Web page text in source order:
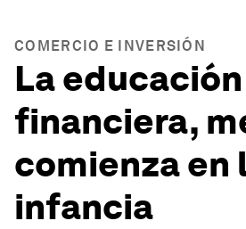
COMERCIO E INVERSIÓN
La educación
financiera,
comienza en
infancia